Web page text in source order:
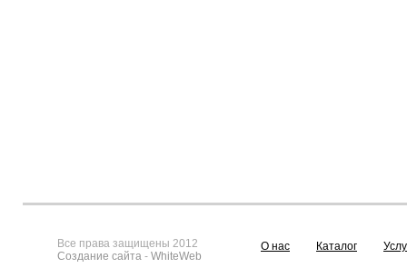
Все права защищены 2012
Создание сайта - WhiteWeb
О нас Каталог